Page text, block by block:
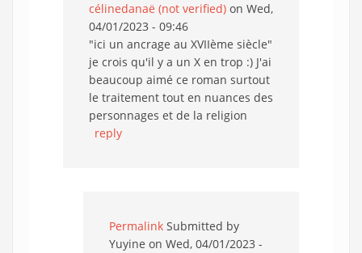
célinedanaë (not verified) on Wed,
04/01/2023 - 09:46
"ici un ancrage au XVIIème siècle"
je crois qu'il y a un X en trop :) J'ai
beaucoup aimé ce roman surtout
le traitement tout en nuances des
personnages et de la religion
reply
Permalink Submitted by
Yuyine on Wed, 04/01/2023 -